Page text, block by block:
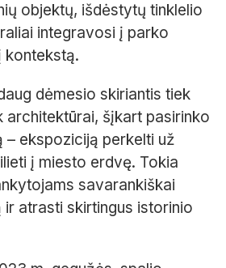
objektų, išdėstytų tinklelio
integravosi į parko
kontekstą.
dėmesio skiriantis tiek
architektūrai, šįkart pasirinko
– ekspoziciją perkelti už
į miesto erdvę. Tokia
savarankiškai
atrasti skirtingus istorinio